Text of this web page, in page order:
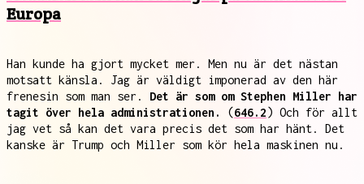
Europa
Han kunde ha gjort mycket mer. Men nu är det nästan
motsatt känsla. Jag är väldigt imponerad av den här
frenesin som man ser. Det är som om Stephen Miller har
tagit över hela administrationen.
(646.2) Och för allt
jag vet så kan det vara precis det som har hänt. Det
kanske är Trump och Miller som kör hela maskinen nu.